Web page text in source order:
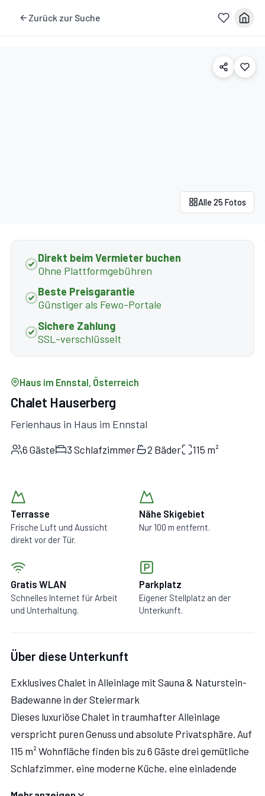
Zurück zur Suche
Alle 25 Fotos
Direkt beim Vermieter buchen
Ohne Plattformgebühren
Beste Preisgarantie
Günstiger als Fewo-Portale
Sichere Zahlung
SSL-verschlüsselt
Haus im Ennstal, Österreich
Chalet Hauserberg
Ferienhaus in Haus im Ennstal
6 Gäste 3 Schlafzimmer 2 Bäder 115 m²
Terrasse
Frische Luft und Aussicht
direkt vor der Tür.
Nähe Skigebiet
Nur 100 m entfernt.
Gratis WLAN
Schnelles Internet für Arbeit
und Unterhaltung.
Parkplatz
Eigener Stellplatz an der
Unterkunft.
Über diese Unterkunft
Exklusives Chalet in Alleinlage mit Sauna & Naturstein-
Badewanne in der Steiermark
Dieses luxuriöse Chalet in traumhafter Alleinlage
verspricht puren Genuss und absolute Privatsphäre. Auf
115 m² Wohnfläche finden bis zu 6 Gäste drei gemütliche
Schlafzimmer, eine moderne Küche, eine einladende